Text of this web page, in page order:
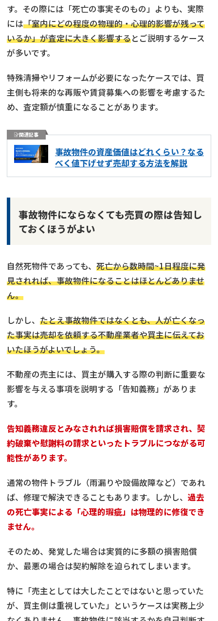
す。その際には「死亡の事実そのもの」よりも、実際
には「室内にどの程度の物理的・心理的影響が残って
いるか」が査定に大きく影響するとご説明するケース
が多いです。
特殊清掃やリフォームが必要になったケースでは、買
主側も将来的な再販や賃貸募集への影響を考慮するた
め、査定額が慎重になることがあります。
関連記事
事故物件の資産価値はどれくらい？なる
べく値下げせず売却する方法を解説
事故物件にならなくても売買の際は告知し
ておくほうがよい
自然死物件であっても、 死亡から数時間~1日程度に発
見されれば、事故物件になることはほとんどありませ
ん。
しかし、 たとえ事故物件ではなくとも、人が亡くなっ
た事実は売却を依頼する不動産業者や買主に伝えてお
いたほうがよいでしょう。
不動産の売主には、買主が購入する際の判断に重要な
影響を与える事項を説明する「告知義務」がありま
す。
告知義務違反とみなされれば損害賠償を請求され、契
約破棄や慰謝料の請求といったトラブルにつながる可
能性があります。
通常の物件トラブル（雨漏りや設備故障など）であれ
ば、修理で解決できることもあります。しかし、 過去
の死亡事実による「心理的瑕疵」は物理的に修復でき
ません。
そのため、発覚した場合は実質的に多額の損害賠償
か、最悪の場合は契約解除を迫られてしまいます。
特に「売主としては大したことではないと思っていた
が、買主側は重視していた」というケースは実務上少